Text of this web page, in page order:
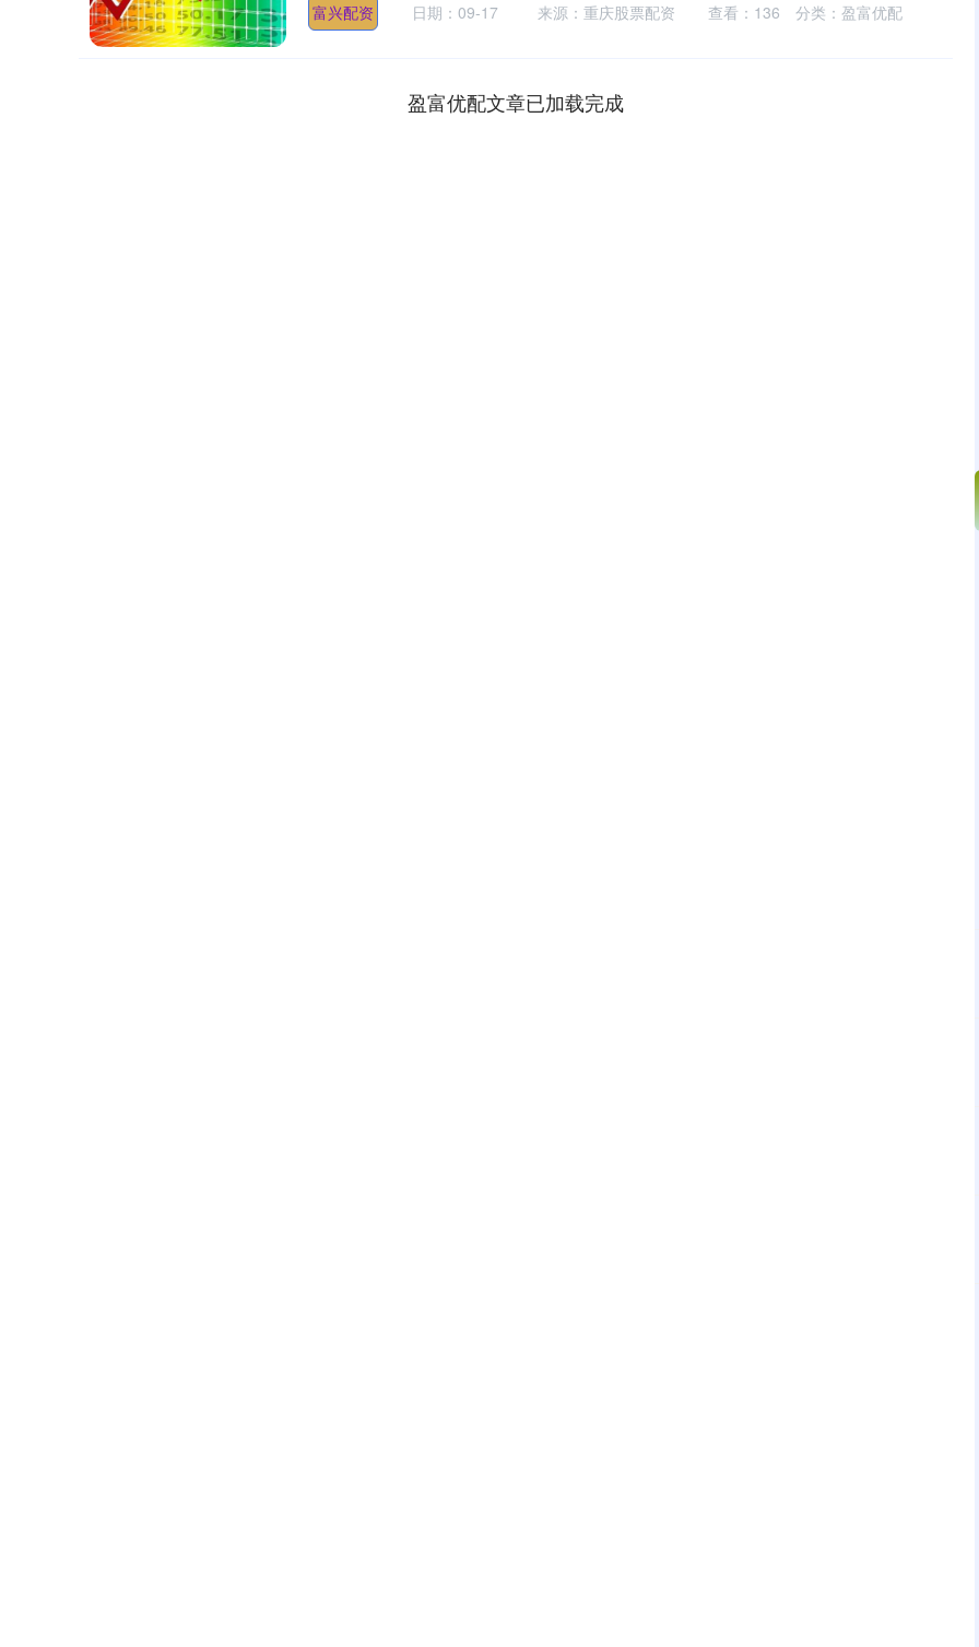
富兴配资 日期：09-17 来源：重庆股票配资 查看： 136 分类： 盈富优配
盈富优配文章已加载完成